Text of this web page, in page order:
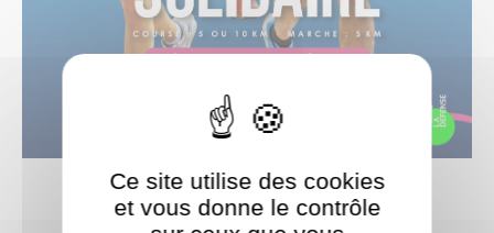
Ce site utilise des cookies
et vous donne le contrôle